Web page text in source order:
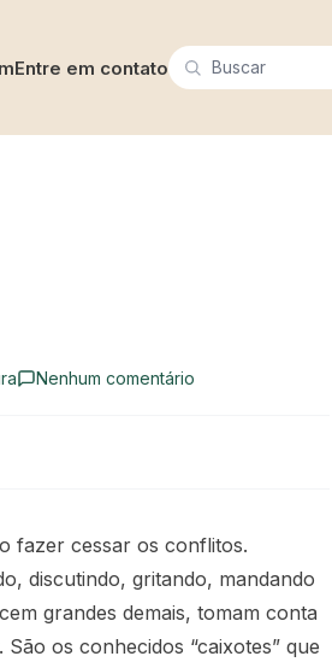
Entre em contatoBuscar
Nenhum comentário
fazer cessar os conflitos.
discutindo, gritando, mandando
grandes demais, tomam conta
os conhecidos “caixotes” que